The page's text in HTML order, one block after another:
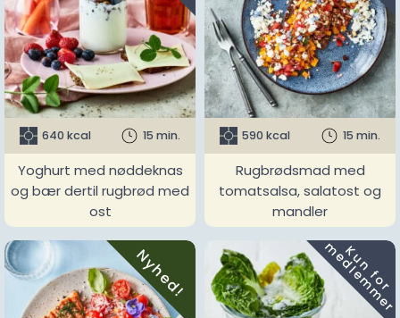
640 kcal 15 min.
Yoghurt med nøddeknas
og bær dertil rugbrød med
ost
590 kcal 15 min.
Rugbrødsmad med
tomatsalsa, salatost og
mandler
Nyhed! K
u
n
f
o
r
m
e
d
l
e
m
m
e
r